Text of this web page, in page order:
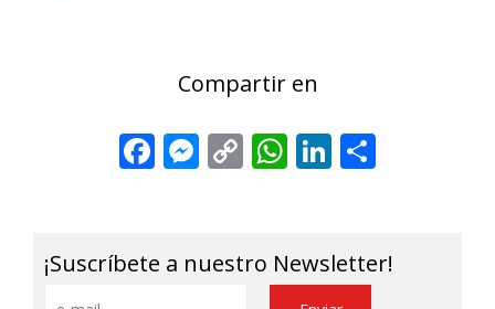
Compartir en
Facebook
Messenger
CopyWhatsApp
LinkedIn
¡Suscríbete a nuestro Newsletter!